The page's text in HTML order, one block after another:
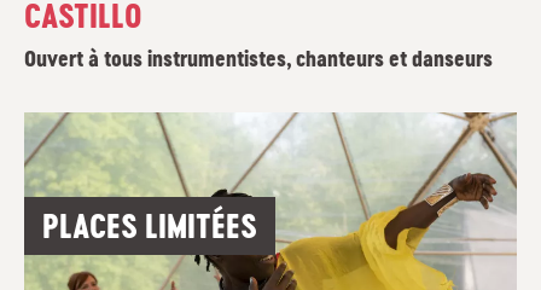
CASTILLO
Ouvert à tous instrumentistes, chanteurs et danseurs
PLACES LIMITÉES